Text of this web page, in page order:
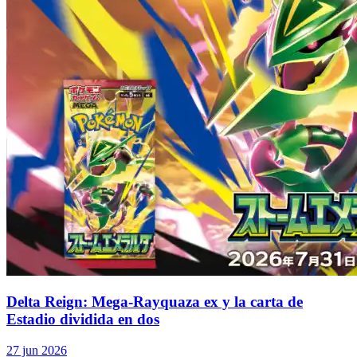
Delta Reign: Mega-Rayquaza ex y la carta de
Estadio dividida en dos
27 jun 2026